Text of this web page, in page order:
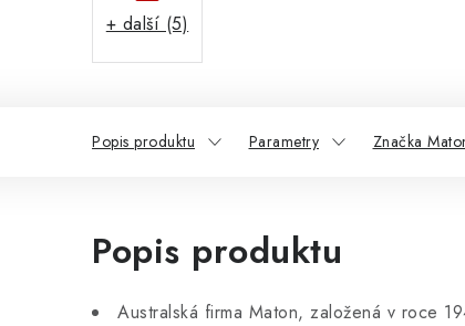
+ další (5)
Popis produktu Parametry Značka
Popis produktu
Australská firma Maton, založená v roce